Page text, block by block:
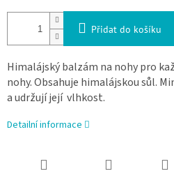
Přidat do košíku
Himalájský balzám na nohy pro
nohy.Obsahuje himalájskou sůl.
a udržují její vlhkost.
Detailní informace